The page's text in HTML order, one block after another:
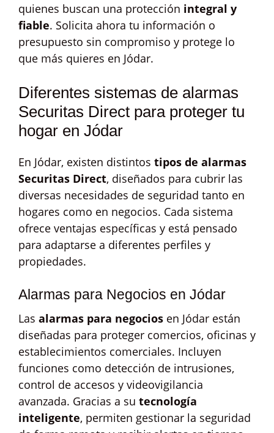
quienes buscan una protección integral y
fiable. Solicita ahora tu información o
presupuesto sin compromiso y protege lo
que más quieres en Jódar.
Diferentes sistemas de alarmas
Securitas Direct para proteger tu
hogar en Jódar
En Jódar, existen distintos tipos de alarmas
Securitas Direct, diseñados para cubrir las
diversas necesidades de seguridad tanto en
hogares como en negocios. Cada sistema
ofrece ventajas específicas y está pensado
para adaptarse a diferentes perfiles y
propiedades.
Alarmas para Negocios en Jódar
Las alarmas para negocios en Jódar están
diseñadas para proteger comercios, oficinas y
establecimientos comerciales. Incluyen
funciones como detección de intrusiones,
control de accesos y videovigilancia
avanzada. Gracias a su tecnología
inteligente, permiten gestionar la seguridad